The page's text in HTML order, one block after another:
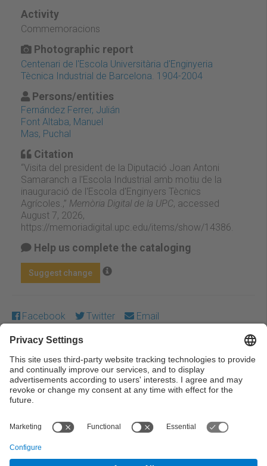
Activity
Commemoracions
Photographic report
Centenari de l'Escola Universitària d'Enginyeria
Tècnica Industrial de Barcelona. 1904-2004
Persons/entities
Fernández Ferrer, Julián
Font Altaba, Manuel
Mas, Puchal
Citation
“Visita del president de la Diputació Joan Antoni
Samaranch a l'Escola Industrial amb motiu de la
inauguració de l'Escola d'Enginyers Tècnics
Agrícoles.,” Memòria Digital de la UPC, accessed
August 7, 2026,
https://memoriadigital.upc.edu/items/show/14386.
Help us complete the cataloging
Suggest change
Facebook Twitter Email
Except where otherwise noted, content on this work is
licensed under a Creative Commons license:Attribution-
NonCommercial-NoDerivs 3.0 Spain